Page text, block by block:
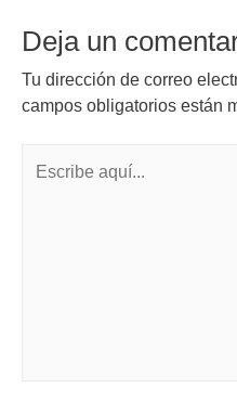
Deja un
Tu dirección de correo
campos obligatorios están